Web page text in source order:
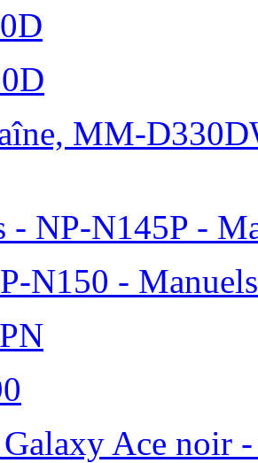
MM-
- NP-N145P -
N150 - Manuels
Galaxy Ace noir